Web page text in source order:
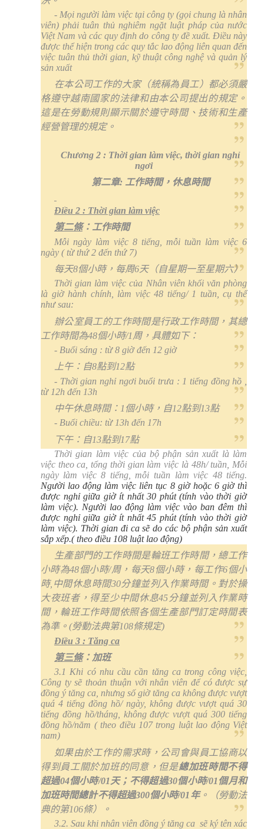
- Mọi người làm việc tại công ty (gọi chung là nhân
viên) phải tuân thủ nghiêm ngặt luật pháp của nước
Việt Nam và các quy định do công ty đề xuất. Điều này
được thể hiện trong các quy tắc lao động liên quan đến
việc tuân thủ thời gian, kỹ thuật công nghệ và quản lý
sản xuất
在本公司工作的大家（統稱為員工）都必須嚴
格遵守越南國家的法律和由本公司提出的規定。
這是在勞動規則顯示關於遵守時間、技術和生產
經營管理的規定。
Chương 2 : Thời gian làm việc, thời gian nghỉ
ngơi
第二章: 工作時間，休息時間
Điều 2 : Thời gian làm việc
第二條：工作時間
Mỗi ngày làm việc 8 tiếng, mỗi tuần làm việc 6
ngày ( từ thứ 2 đến thứ 7)
每天8個小時，每周6天（自星期一至星期六）
Thời gian làm việc của Nhân viên khối văn phòng
là giờ hành chính, làm việc 48 tiếng/ 1 tuần, cụ thể
như sau:
辦公室員工的工作時間是行政工作時間，其總
工作時間為48個小時/1 周，具體如下：
- Buổi sáng : từ 8 giờ đến 12 giờ
上午：自8點到12點
- Thời gian nghỉ ngơi buổi trưa : 1 tiếng đồng hồ ,
từ 12h đến 13h
中午休息時間： 1 個小時，自12點到13點
- Buổi chiều: từ 13h đến 17h
下午：自13點到17點
Thời gian làm việc của bộ phận sản xuất là làm
việc theo ca, tổng thời gian làm việc là 48h/ tuần, Mỗi
ngày làm việc 8 tiếng, mỗi tuần làm việc 48 tiếng.
Người lao động làm việc liên tục 8 giờ hoặc 6 giờ thì
được nghỉ giữa giờ ít nhất 30 phút (tính vào thời giờ
làm việc). Người lao động làm việc vào ban đêm thì
được nghỉ giữa giờ ít nhất 45 phút (tính vào thời giờ
làm việc). Thời gian đi ca sẽ do các bộ phận sản xuất
sắp xếp.( theo điều 108 luật lao động)
生產部門的工作時間是輪班工作時間，總工作
小時為48個小時/周，每天8個小時，每工作6個小
時, 中間休息時間30分鐘並列入作業時間。對於操
大夜班者，得至少中間休息45分鐘並列入作業時
間，輪班工作時間依照各個生產部門訂定時間表
為準。 (勞動法典第108條規定)
Điều 3 : Tăng ca
第三條：加班
3.1 Khi có nhu cầu cần tăng ca trong công việc,
Công ty sẽ thoản thuận với nhân viên để có được sự
đồng ý tăng ca, nhưng số giờ tăng ca không được vượt
quá 4 tiếng đồng hồ/ ngày, không được vượt quá 30
tiếng đồng hồ/tháng, không được vượt quá 300 tiếng
đồng hồ/năm ( theo điều 107 trong luật lao động Việt
nam)
如果由於工作的需求時，公司會與員工協商以
得到員工關於加班的同意，但是總加班時間不得
超過04個小時/01 天；不得超過30個小時/01 個月和
加班時間總計不得超過300個小時/01 年。（勞動法
典的第106條）。
3.2. Sau khi nhân viên đồng ý tăng ca sẽ ký tên xác